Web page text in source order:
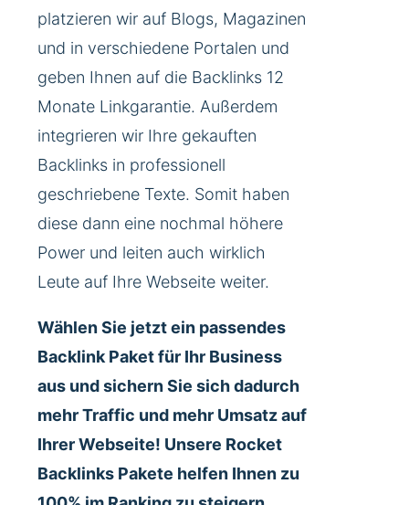
platzieren wir auf Blogs, Magazinen
und in verschiedene Portalen und
geben Ihnen auf die Backlinks 12
Monate Linkgarantie. Außerdem
integrieren wir Ihre gekauften
Backlinks in professionell
geschriebene Texte. Somit haben
diese dann eine nochmal höhere
Power und leiten auch wirklich
Leute auf Ihre Webseite weiter.
Wählen Sie jetzt ein passendes
Backlink Paket für Ihr Business
aus und sichern Sie sich dadurch
mehr Traffic und mehr Umsatz auf
Ihrer Webseite! Unsere Rocket
Backlinks Pakete helfen Ihnen zu